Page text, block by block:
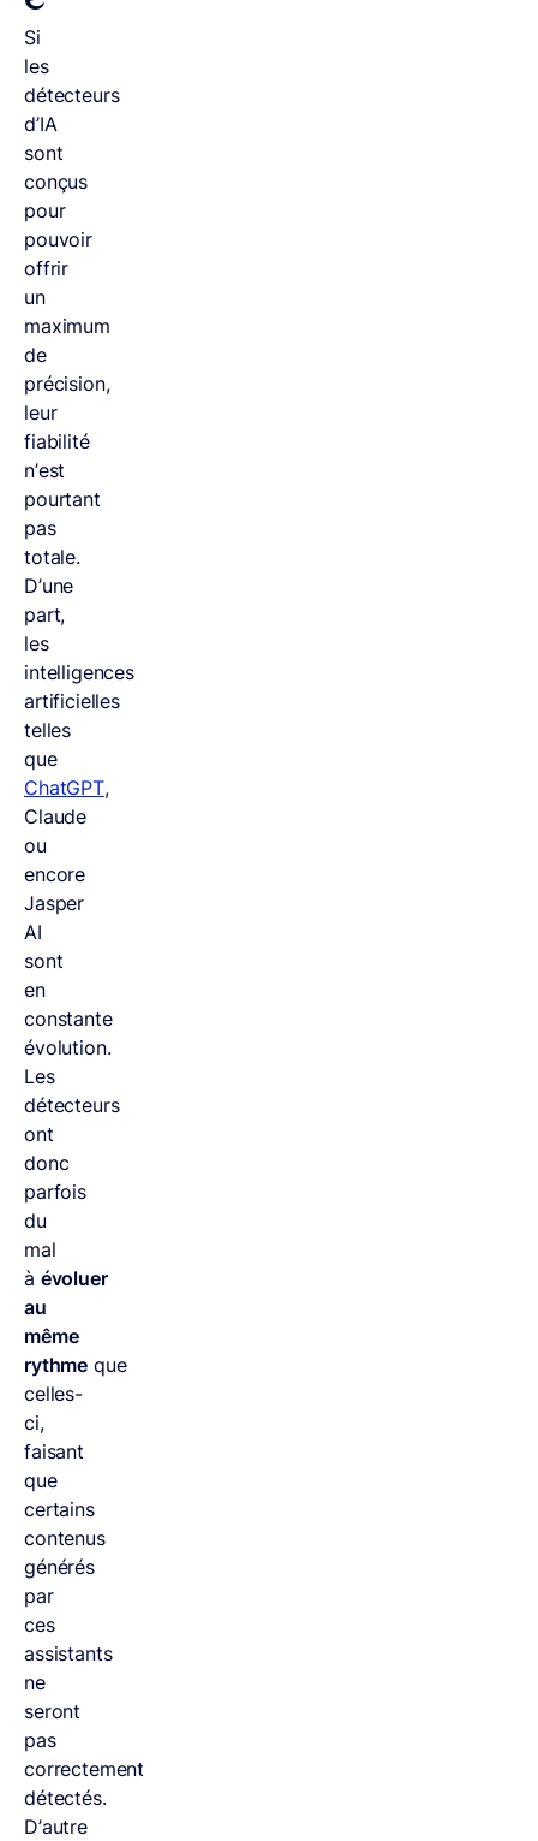
Si
les
détecteurs
d’IA
sont
conçus
pour
pouvoir
offrir
un
maximum
de
précision,
leur
fiabilité
n’est
pourtant
pas
totale.
D’une
part,
les
intelligences
artificielles
telles
que
ChatGPT,
Claude
ou
encore
Jasper
AI
sont
en
constante
évolution.
Les
détecteurs
ont
donc
parfois
du
mal
à évoluer
au
même
rythme que
celles-
ci,
faisant
que
certains
contenus
générés
par
ces
assistants
ne
seront
pas
correctement
détectés.
D’autre